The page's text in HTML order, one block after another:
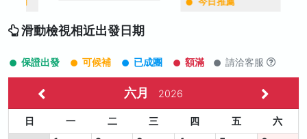
滑動檢視相近出發日期
保證出發 可候補 已成團 額滿 請洽客服
六月 2026
日 一 二 三 四 五
六